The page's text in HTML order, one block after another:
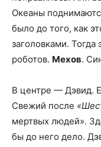
Океаны
было до того, как
заголовками.
роботов. Мехов.
В центре — Дэвид.
Свежий после
мертвых людей».
бы до него дело.